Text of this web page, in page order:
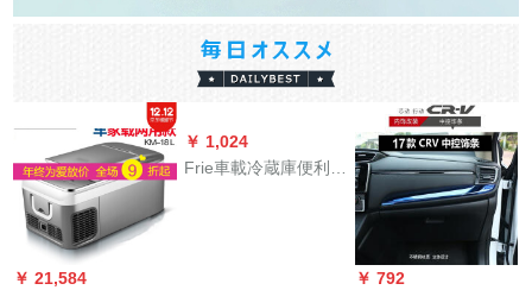
￥ 21,584
￥ 1,024
Frie車載冷蔵庫便利車
￥ 792